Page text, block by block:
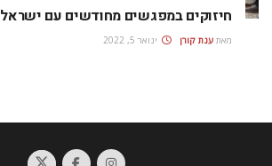
חיזוקים במפגשים מחודשים עם ישראל
מאת ענת קורן ינואר 5, 2022